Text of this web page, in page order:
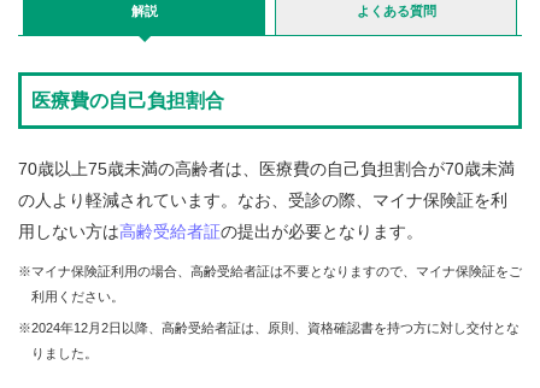
給
保
健
業
各
手
続
き
解説 よくある質問
医療費の自己負担割合
70歳以上75歳未満の高齢者は、医療費の自己負担割合が70歳未満
の人より軽減されています。なお、受診の際、マイナ保険証を利
用しない方は高齢受給者証の提出が必要となります。
※マイナ保険証利用の場合、高齢受給者証は不要となりますので、マイナ保険証をご
利用ください。
※2024年12月2日以降、高齢受給者証は、原則、資格確認書を持つ方に対し交付とな
りました。